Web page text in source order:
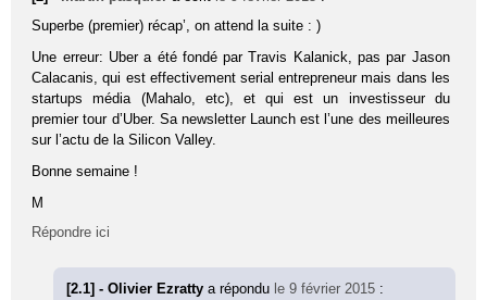
Superbe (premier) récap’, on attend la suite : )
Une erreur: Uber a été fondé par Travis Kalanick, pas par Jason
Calacanis, qui est effectivement serial entrepreneur mais dans les
startups média (Mahalo, etc), et qui est un investisseur du
premier tour d’Uber. Sa newsletter Launch est l’une des meilleures
sur l’actu de la Silicon Valley.
Bonne semaine !
M
Répondre ici
[2.1] - Olivier Ezrattya répondu le 9 février 2015 :